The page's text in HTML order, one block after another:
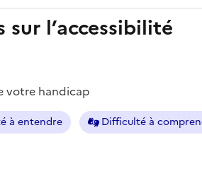
l’accessibilité
votre handicap
à entendre Difficulté à